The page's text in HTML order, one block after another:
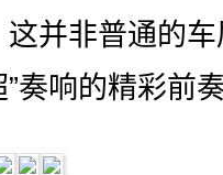
并非普通的
”奏响的精彩前